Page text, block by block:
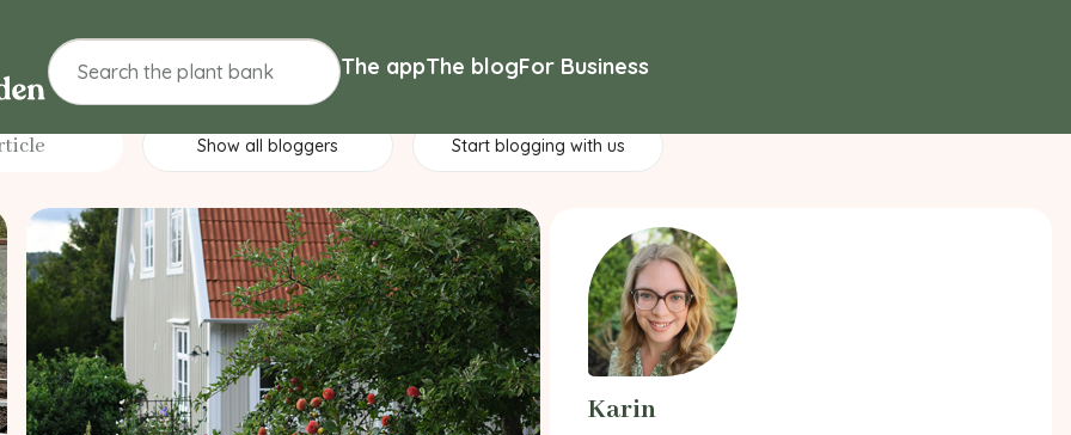
The appThe blogFor Business
Show all bloggers Start blogging with us
Karin